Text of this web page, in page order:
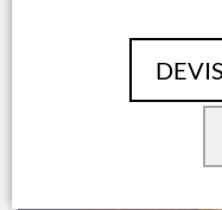
N’attendez plus et